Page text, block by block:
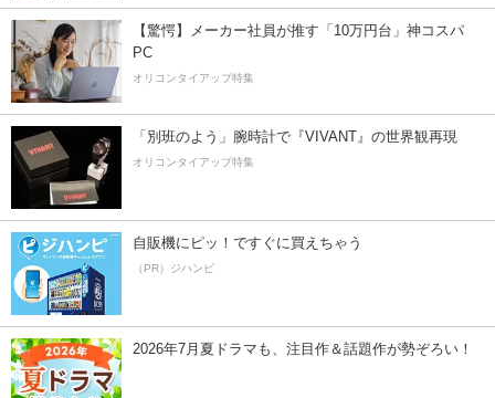
【驚愕】メーカー社員が推す「10万円台」神コスパ
PC
オリコンタイアップ特集
「別班のよう」腕時計で『VIVANT』の世界観再現
オリコンタイアップ特集
自販機にピッ！ですぐに買えちゃう
（PR）ジハンピ
2026年7月夏ドラマも、注目作＆話題作が勢ぞろい！